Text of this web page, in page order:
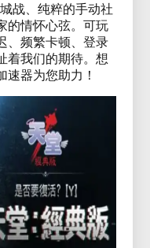
战、纯粹的手动社
的情怀心弦。可玩
、频繁卡顿、登录
着我们的期待。想
速器为您助力！